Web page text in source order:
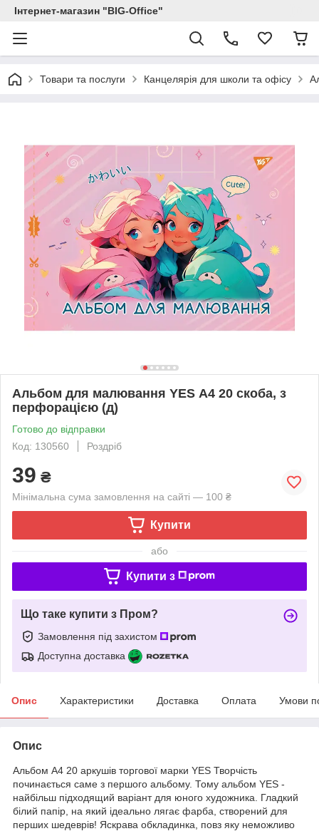
Інтернет-магазин "BIG-Office"
Товари та послуги Канцелярія для школи та офісу
Альбом для малювання YES А4 20 скоба, з
перфорацією (д)
Готово до відправки
Код: 130560
Роздріб
39 ₴
Мінімальна сума замовлення на сайті — 100 ₴
Купити
або
Купити з
Що таке купити з Пром?
Замовлення під захистом
Доступна доставка
Опис Характеристики Доставка Оплата Умови
Опис
Альбом А4 20 аркушів торгової марки YES Творчість
починається саме з першого альбому. Тому альбом YES -
найбільш підходящий варіант для юного художника. Гладкий
білий папір, на який ідеально лягає фарба, створений для
перших шедеврів! Яскрава обкладинка, повз яку неможливо